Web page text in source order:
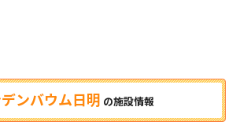
ンバウム日明 の施設情報